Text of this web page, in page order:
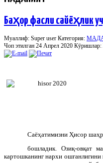
Баҳор фасли сайёҳлик
Муаллиф: Super user Категория:
Чоп этилган 24 Апрел 2020 Кӯришлар:
Саёҳатимизни Ҳисор
бошладик. Озиқ-овқат
картошканинг нархи